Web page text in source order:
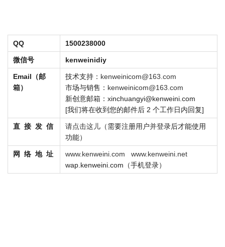
QQ 1500238000
微信号 kenweinidiy
Email（邮
箱）
技术支持： kenweinicom@163.com
市场与销售： kenweinicom@163.com
新创意邮箱：xinchuangyi@kenweini.com
[我们将在收到您的邮件后 2 个工作日内回复]
直 接 发 信 请点击这儿 （需要注册用户并登录后才能使用
功能）
网 络 地 址 www.kenweini.com
www.kenweini.net
wap.kenweini.com（手机登录）